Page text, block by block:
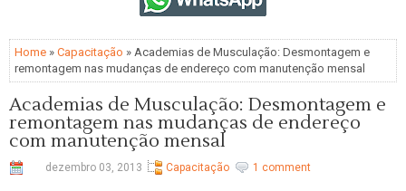
Home » Capacitação » Academias de Musculação: Desmontagem e
remontagem nas mudanças de endereço com manutenção mensal
Academias de Musculação: Desmontagem e
remontagem nas mudanças de endereço
com manutenção mensal
dezembro 03, 2013 Capacitação 1 comment